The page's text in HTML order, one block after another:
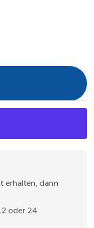
erhalten, dann
oder 24